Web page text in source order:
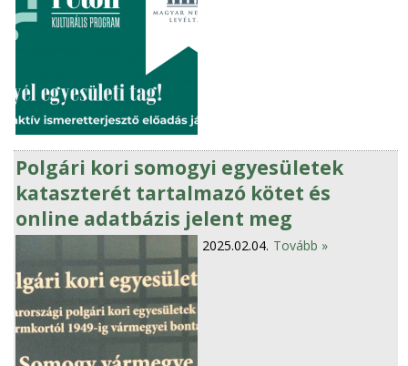
Polgári kori somogyi egyesületek
kataszterét tartalmazó kötet és
online adatbázis jelent meg
2025.02.04. Tovább »